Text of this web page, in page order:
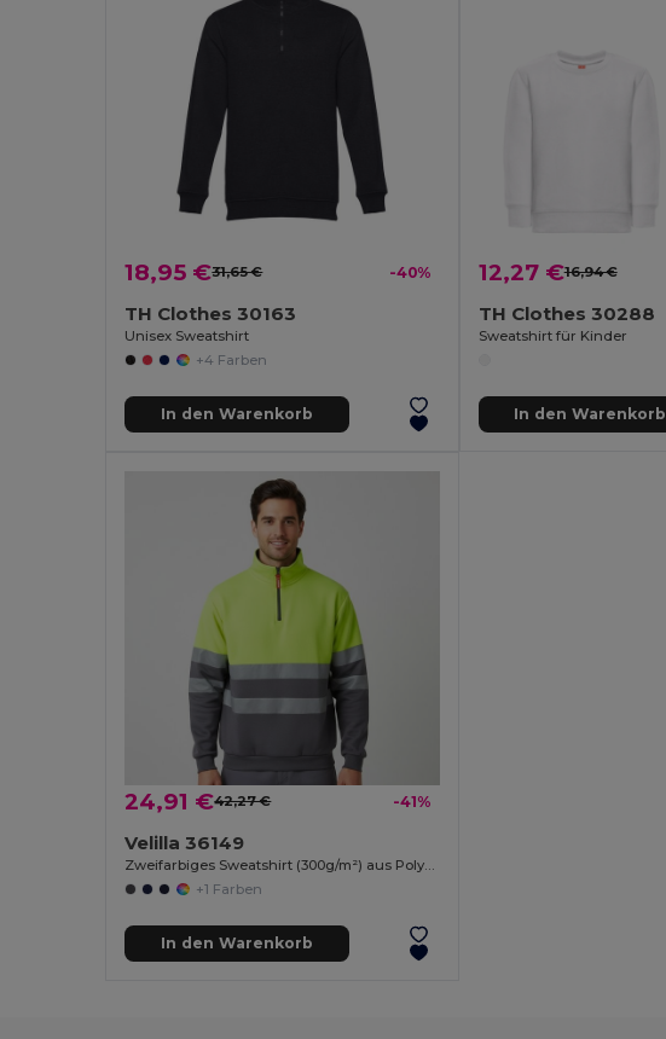
18,95 €31,65 € -40%
TH Clothes 30163
Unisex Sweatshirt
+4 Farben
In den Warenkorb
12,27 €16,94 €
TH Clothes 30288
Sweatshirt für Kinder
In den Warenkorb
24,91 €42,27 € -41%
Velilla 36149
Zweifarbiges Sweatshirt (300g/m²) aus Polyester-Fleece (100%)
+1 Farben
In den Warenkorb